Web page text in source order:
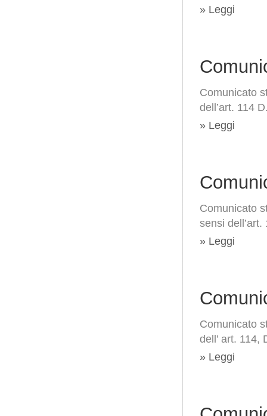
» Leggi
Comunicato
dell’art. 114
» Leggi
Comunicato
sensi
» Leggi
Comunicato
dell’ art. 114,
» Leggi